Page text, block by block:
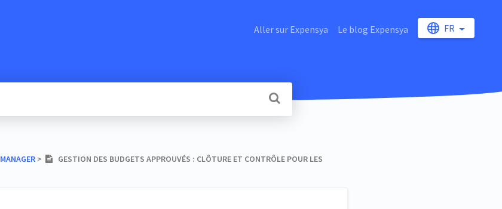
Aller sur Expensya Le blog Expensya FR
​ > ​
GESTION DES BUDGETS APPROUVÉS : CLÔTURE ET CONTRÔLE POUR LES